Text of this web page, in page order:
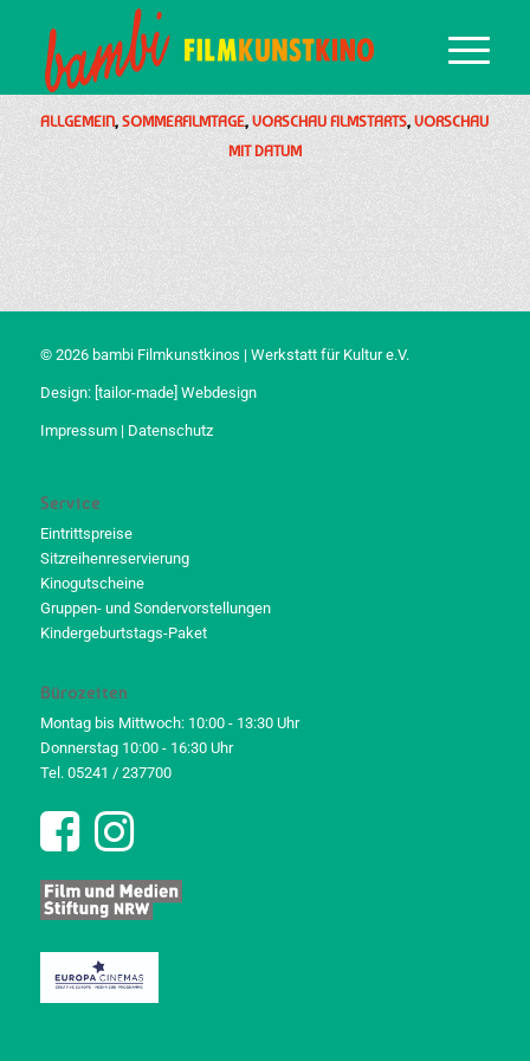
ALLGEMEIN,SOMMERFILMTAGE,VORSCHAU FILMSTARTS,VORSCHAU
MIT DATUM
© 2026 bambi Filmkunstkinos | Werkstatt für Kultur e.V.
Design: [tailor-made] Webdesign
Impressum| Datenschutz
Service
Eintrittspreise
Sitzreihenreservierung
Kinogutscheine
Gruppen- und Sondervorstellungen
Kindergeburtstags-Paket
Bürozeiten
Montag bis Mittwoch: 10:00 - 13:30 Uhr
Donnerstag 10:00 - 16:30 Uhr
Tel. 05241 / 237700